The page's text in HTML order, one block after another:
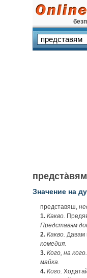
предста̀вям
Значение на
представяш,
1. Какво.
Представям
2. Какво. Давам
комедия.
3. Кого, на кого.
майка.
4. Кого.